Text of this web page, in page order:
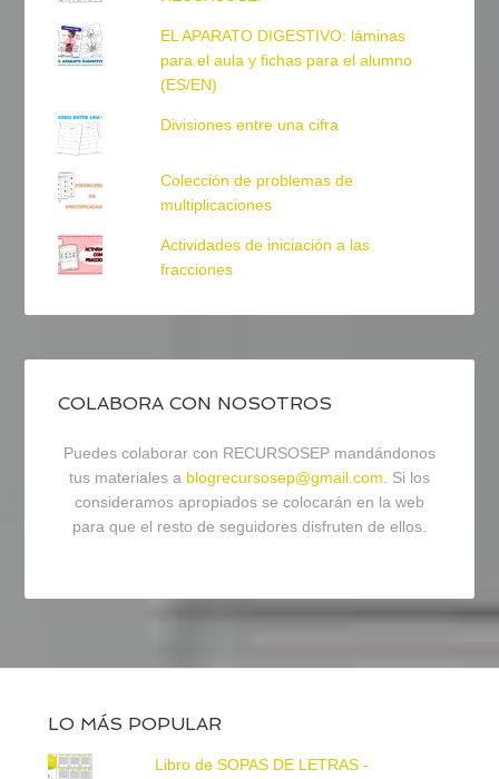
EL APARATO DIGESTIVO: láminas
para el aula y fichas para el alumno
(ES/EN)
Divisiones entre una cifra
Colección de problemas de
multiplicaciones
Actividades de iniciación a las
fracciones
COLABORA CON NOSOTROS
Puedes colaborar con RECURSOSEP mandándonos
tus materiales a blogrecursosep@gmail.com . Si los
consideramos apropiados se colocarán en la web
para que el resto de seguidores disfruten de ellos.
LO MÁS POPULAR
Libro de SOPAS DE LETRAS -